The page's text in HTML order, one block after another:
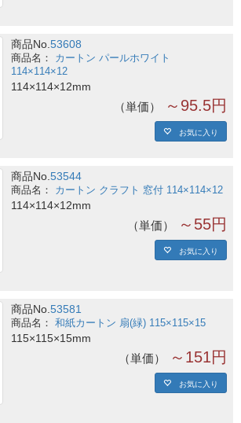
商品No.53608
カートン パールホワイト
114×114×12
114×114×12mm
単価 ～95.5円
お気に入り
商品No.53544
カートン クラフト 窓付 114×114×12
114×114×12mm
単価 ～55円
お気に入り
商品No.53581
和紙カートン 扇(緑) 115×115×15
115×115×15mm
単価 ～151円
お気に入り